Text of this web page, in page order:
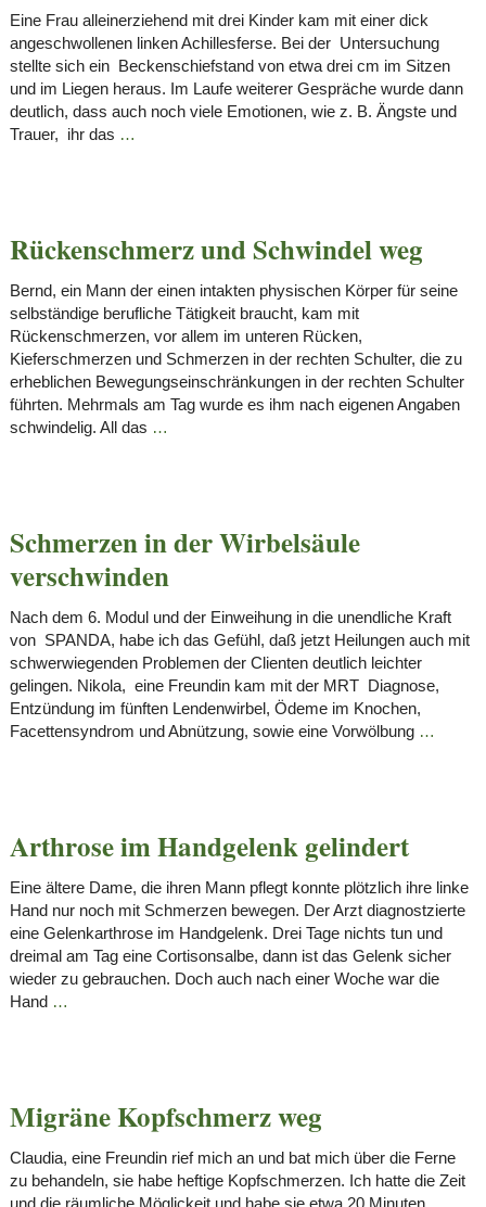
Eine Frau alleinerziehend mit drei Kinder kam mit einer dick
angeschwollenen linken Achillesferse. Bei der Untersuchung
stellte sich ein Beckenschiefstand von etwa drei cm im Sitzen
und im Liegen heraus. Im Laufe weiterer Gespräche wurde dann
deutlich, dass auch noch viele Emotionen, wie z. B. Ängste und
Trauer, ihr das …
Rückenschmerz und Schwindel weg
Bernd, ein Mann der einen intakten physischen Körper für seine
selbständige berufliche Tätigkeit braucht, kam mit
Rückenschmerzen, vor allem im unteren Rücken,
Kieferschmerzen und Schmerzen in der rechten Schulter, die zu
erheblichen Bewegungseinschränkungen in der rechten Schulter
führten. Mehrmals am Tag wurde es ihm nach eigenen Angaben
schwindelig. All das …
Schmerzen in der Wirbelsäule
verschwinden
Nach dem 6. Modul und der Einweihung in die unendliche Kraft
von SPANDA, habe ich das Gefühl, daß jetzt Heilungen auch mit
schwerwiegenden Problemen der Clienten deutlich leichter
gelingen. Nikola, eine Freundin kam mit der MRT Diagnose,
Entzündung im fünften Lendenwirbel, Ödeme im Knochen,
Facettensyndrom und Abnützung, sowie eine Vorwölbung …
Arthrose im Handgelenk gelindert
Eine ältere Dame, die ihren Mann pflegt konnte plötzlich ihre linke
Hand nur noch mit Schmerzen bewegen. Der Arzt diagnostzierte
eine Gelenkarthrose im Handgelenk. Drei Tage nichts tun und
dreimal am Tag eine Cortisonsalbe, dann ist das Gelenk sicher
wieder zu gebrauchen. Doch auch nach einer Woche war die
Hand …
Migräne Kopfschmerz weg
Claudia, eine Freundin rief mich an und bat mich über die Ferne
zu behandeln, sie habe heftige Kopfschmerzen. Ich hatte die Zeit
und die räumliche Möglickeit und habe sie etwa 20 Minuten